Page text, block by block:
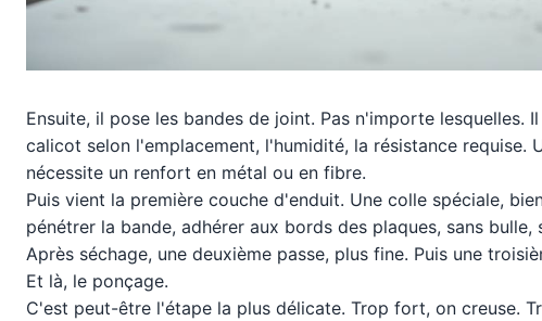
Ensuite, il pose les bandes de joint. Pas n'importe lesquelles.
calicot selon l'emplacement, l'humidité, la résistance requise.
nécessite un renfort en métal ou en fibre.
Puis vient la première couche d'enduit. Une colle spéciale,
pénétrer la bande, adhérer aux bords des plaques, sans bulle,
Après séchage, une deuxième passe, plus fine. Puis une
Et là, le ponçage.
C'est peut-être l'étape la plus délicate. Trop fort, on creuse.